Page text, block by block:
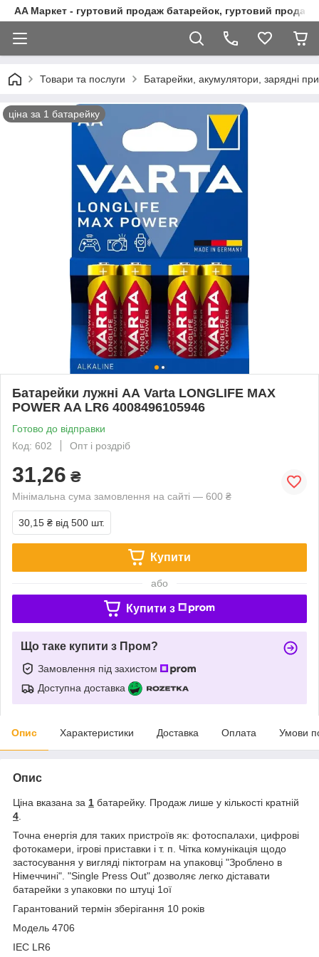
AA Маркет - гуртовий продаж батарейок, гуртовий продаж
Товари та послуги Батарейки, акумулятори, зарядні
ціна за 1 батарейку
Батарейки лужні АА Varta LONGLIFE MAX
POWER AA LR6 4008496105946
Готово до відправки
Код: 602
Опт і роздріб
31,26 ₴
Мінімальна сума замовлення на сайті — 600 ₴
30,15 ₴ від 500 шт.
Купити
або
Купити з
Що таке купити з Пром?
Замовлення під захистом
Доступна доставка
Опис Характеристики Доставка Оплата Умови
Опис
Ціна вказана за 1 батарейку. Продаж лише у кількості кратній
4
Точна енергія для таких пристроїв як: фотоспалахи, цифрові
фотокамери, ігрові приставки і т. п. Чітка комунікація щодо
застосування у вигляді піктограм на упаковці "Зроблено в
Німеччині". "Single Press Out" дозволяє легко діставати
батарейки з упаковки по штуці 1ої
Гарантований термін зберігання 10 років
Модель 4706
IEC LR6